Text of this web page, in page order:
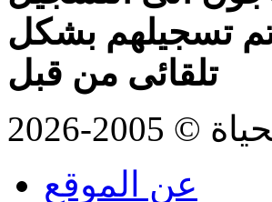
تم تسجيلهم بشكل
تلقائى من قبل
2026
عن الموقع